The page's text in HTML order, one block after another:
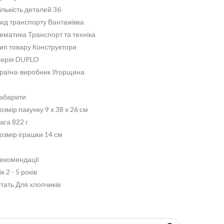
деталей 36
транспорту Вантажівка
Транспорт та техніка
товару Конструктори
DUPLO
виробник Угорщина
пакунку 9 x 38 x 26 см
822 г
іграшки 14 см
2 - 5 років
Для хлопчиків